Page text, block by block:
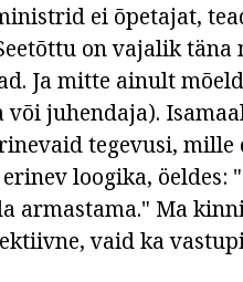
ei õpetajat,
on vajalik
Ja mitte ainult
või juhendaja).
tegevusi,
loogika, öeldes:
armastama." Ma
vaid ka